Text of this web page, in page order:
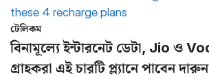
টেলিকম
বিনামূল্যে ইন্টারনেট ডেটা, Jio ও
গ্রাহকরা এই চারটি প্ল্যানে পাবেন